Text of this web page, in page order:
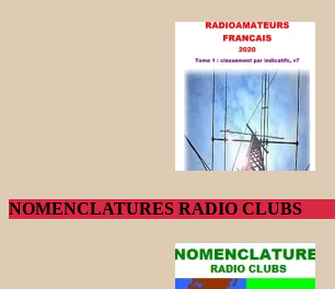
NOMENCLATURES RADIO CLUBS